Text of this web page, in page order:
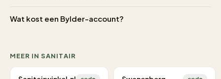
Wat kost een Bylder-account?
MEER IN SANITAIR